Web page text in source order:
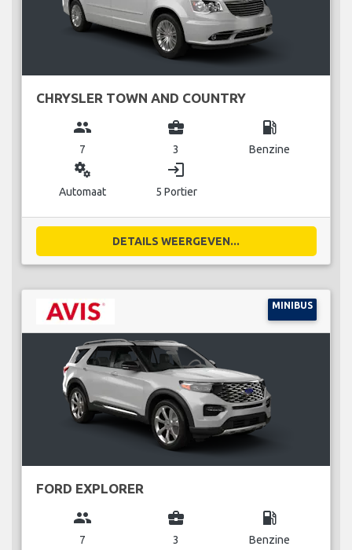
CHRYSLER TOWN AND COUNTRY
group
7
business_center
3
local_gas_station
Benzine
miscellaneous_services
Automaat
login
5 Portier
DETAILS WEERGEVEN...
MINIBUS
FORD EXPLORER
group
7
business_center
3
local_gas_station
Benzine